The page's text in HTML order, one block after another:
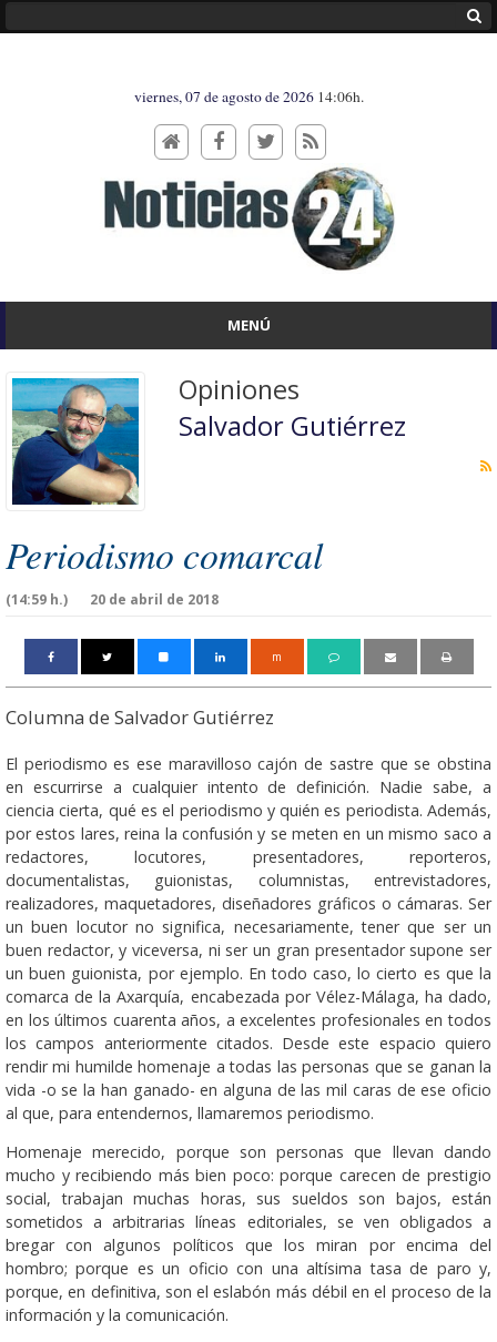
viernes, 07 de agosto de 2026 14:06h.
MENÚ
Opiniones
Salvador Gutiérrez
Periodismo comarcal
20 de abril de 2018
(14:59 h.)
m
Columna de Salvador Gutiérrez
El periodismo es ese maravilloso cajón de sastre que se obstina
en escurrirse a cualquier intento de definición. Nadie sabe, a
ciencia cierta, qué es el periodismo y quién es periodista. Además,
por estos lares, reina la confusión y se meten en un mismo saco a
redactores, locutores, presentadores, reporteros,
documentalistas, guionistas, columnistas, entrevistadores,
realizadores, maquetadores, diseñadores gráficos o cámaras. Ser
un buen locutor no significa, necesariamente, tener que ser un
buen redactor, y viceversa, ni ser un gran presentador supone ser
un buen guionista, por ejemplo. En todo caso, lo cierto es que la
comarca de la Axarquía, encabezada por Vélez-Málaga, ha dado,
en los últimos cuarenta años, a excelentes profesionales en todos
los campos anteriormente citados. Desde este espacio quiero
rendir mi humilde homenaje a todas las personas que se ganan la
vida -o se la han ganado- en alguna de las mil caras de ese oficio
al que, para entendernos, llamaremos periodismo.
Homenaje merecido, porque son personas que llevan dando
mucho y recibiendo más bien poco: porque carecen de prestigio
social, trabajan muchas horas, sus sueldos son bajos, están
sometidos a arbitrarias líneas editoriales, se ven obligados a
bregar con algunos políticos que los miran por encima del
hombro; porque es un oficio con una altísima tasa de paro y,
porque, en definitiva, son el eslabón más débil en el proceso de la
información y la comunicación.